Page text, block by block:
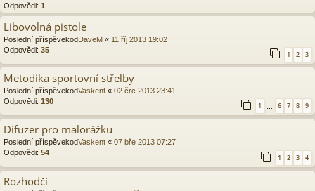
Odpovědi: 1
Libovolná pistole
Poslední příspěvekodDaveM « 11 říj 2013 19:02
Odpovědi: 35
1 2 3
Metodika sportovní střelby
Poslední příspěvekodVaskent « 02 črc 2013 23:41
Odpovědi: 130
1 … 6 7 8 9
Difuzer pro malorážku
Poslední příspěvekodVaskent « 07 bře 2013 07:27
Odpovědi: 54
1 2 3 4
Rozhodčí